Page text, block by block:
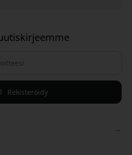
Rekisteröidy